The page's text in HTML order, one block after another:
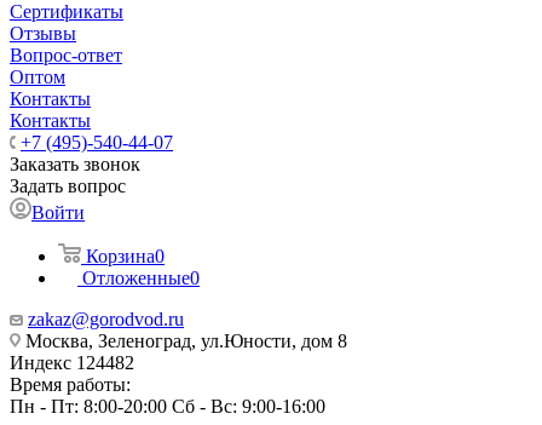
Сертификаты
Отзывы
Вопрос-ответ
Оптом
Контакты
Контакты
+7 (495)-540-44-07
Заказать звонок
Задать вопрос
Войти
Корзина0
Отложенные0
zakaz@gorodvod.ru
Москва, Зеленоград, ул.Юности, дом 8
Индекс 124482
Время работы:
Пн - Пт: 8:00-20:00 Сб - Вс: 9:00-16:00